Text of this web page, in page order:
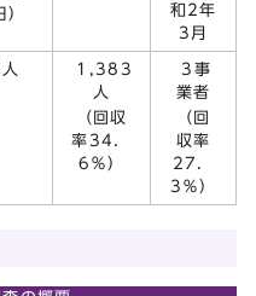
）
和2年
3月
1,383
人
（回収
率34．
6％）
3事
業者
（回
収率
27．
3％）